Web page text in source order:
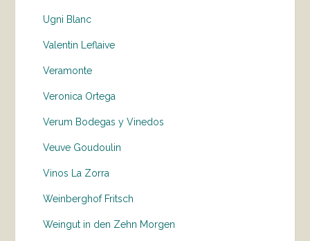
Ugni Blanc
Valentin Leflaive
Veramonte
Veronica Ortega
Verum Bodegas y Vinedos
Veuve Goudoulin
Vinos La Zorra
Weinberghof Fritsch
Weingut in den Zehn Morgen